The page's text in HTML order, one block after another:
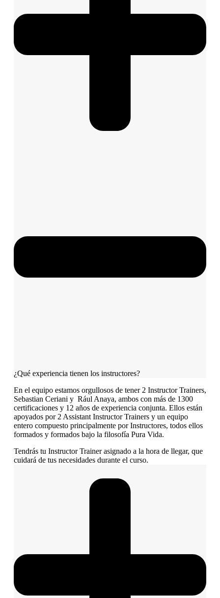
¿Qué experiencia tienen los instructores?
En el equipo estamos orgullosos de tener 2 Instructor Trainers,
Sebastian Ceriani y Rául Anaya, ambos con más de 1300
certificaciones y 12 años de experiencia conjunta. Ellos están
apoyados por 2 Assistant Instructor Trainers y un equipo
entero compuesto principalmente por Instructores, todos ellos
formados y formados bajo la filosofía Pura Vida.
Tendrás tu Instructor Trainer asignado a la hora de llegar, que
cuidará de tus necesidades durante el curso.